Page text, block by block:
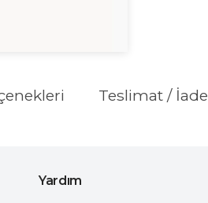
Teslimat / İade
Yardım